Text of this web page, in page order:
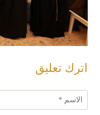
اترك تعليق